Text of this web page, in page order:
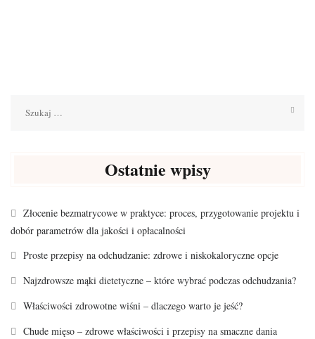
Ostatnie wpisy
Złocenie bezmatrycowe w praktyce: proces, przygotowanie projektu i
dobór parametrów dla jakości i opłacalności
Proste przepisy na odchudzanie: zdrowe i niskokaloryczne opcje
Najzdrowsze mąki dietetyczne – które wybrać podczas odchudzania?
Właściwości zdrowotne wiśni – dlaczego warto je jeść?
Chude mięso – zdrowe właściwości i przepisy na smaczne dania